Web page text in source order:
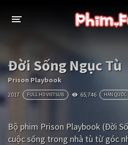
THỂ LOẠI
Thần thoại - Cổ trang
Tâm lý
Kinh dị Tội
Đời Sống Ngục Tù
Prison Playbook
2017 FULL HD VIETSUB 65,746 HÀN QUỐC
Bộ phim Prison Playbook (Đời
cuộc sống trong nhà tù từ góc